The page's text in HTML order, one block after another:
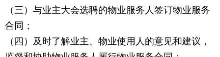
（三）与业主大会选聘的物业服务人签订物业服务
合同；
（四）及时了解业主、物业使用人的意见和建议，